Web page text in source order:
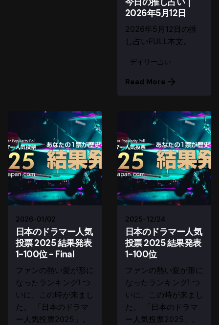
2026年5月12日
2026年5月12日の推
し占いFULL本文。
デイリー占い
Read More
2026-01/02
日本のドラマー人気
投票 2025 結果発表
1-100位 - Final
ファンの熱い愛が形に
なったランキング! つ
いに、この時が来まし
た。 「日本のドラマ
ー人気投票2025」。
2025-12/24
日本のドラマー人気
投票 2025 結果発表
1-100位
ファンの熱い愛が形に
なったランキング! つ
いに、この時が来まし
た。 「日本のドラマ
ー人気投票2025」。